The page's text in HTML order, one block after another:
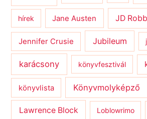
hírek Jane Austen JD Robb
Jennifer Crusie Jubileum
karácsony könyvfesztivál
könyvlista Könyvmolyképző
Lawrence Block Loblowrimo